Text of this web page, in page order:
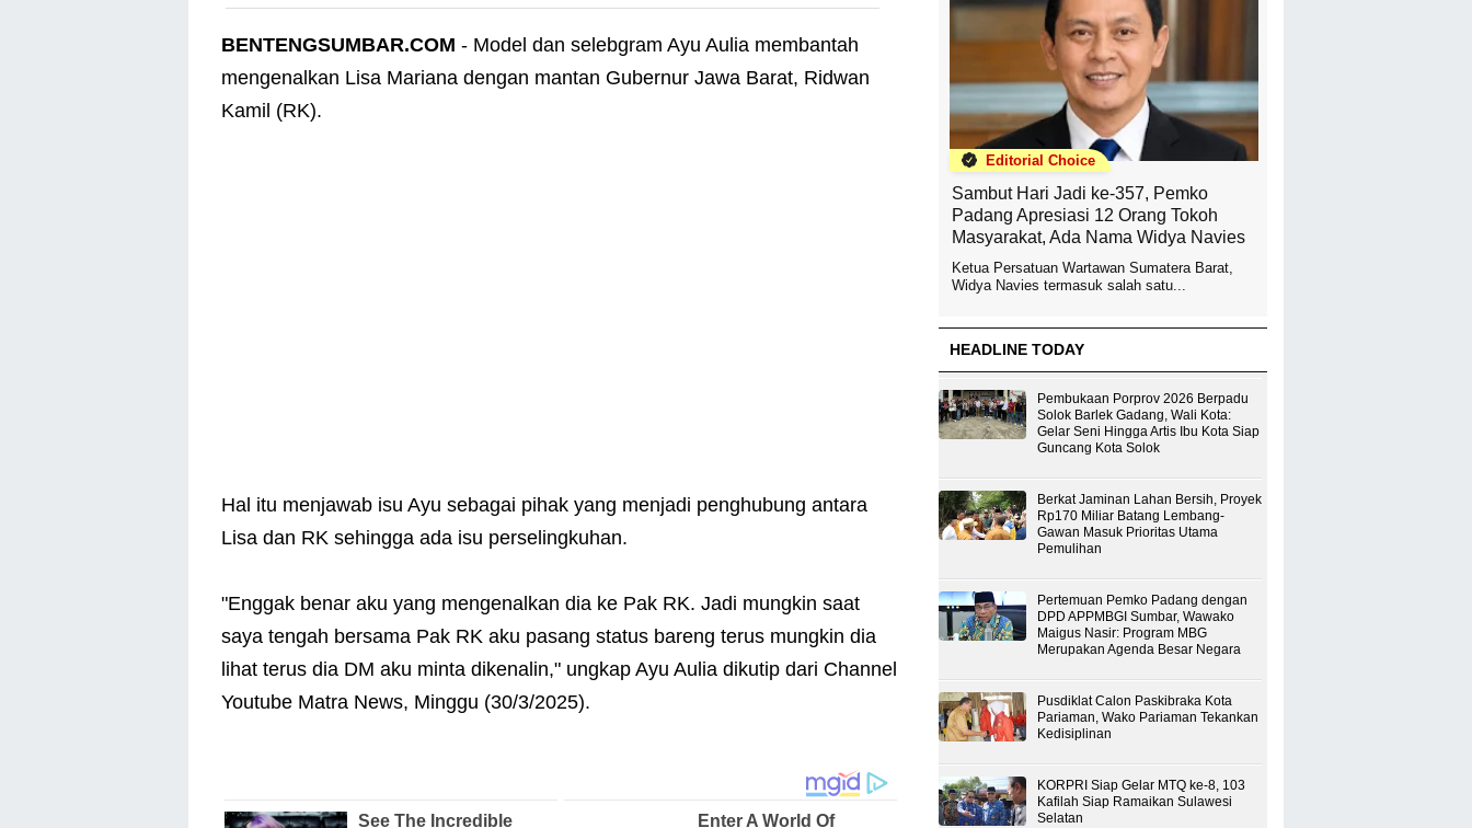
BENTENGSUMBAR.COM - Model dan selebgram Ayu Aulia membantah
mengenalkan Lisa Mariana dengan mantan Gubernur Jawa Barat, Ridwan
Kamil (RK).
Hal itu menjawab isu Ayu sebagai pihak yang menjadi penghubung antara
Lisa dan RK sehingga ada isu perselingkuhan.
"Enggak benar aku yang mengenalkan dia ke Pak RK. Jadi mungkin saat
saya tengah bersama Pak RK aku pasang status bareng terus mungkin dia
lihat terus dia DM aku minta dikenalin," ungkap Ayu Aulia dikutip dari Channel
Youtube Matra News, Minggu (30/3/2025).
Editorial Choice
Sambut Hari Jadi ke-357, Pemko
Padang Apresiasi 12 Orang Tokoh
Masyarakat, Ada Nama Widya Navies
Ketua Persatuan Wartawan Sumatera Barat,
Widya Navies termasuk salah satu...
HEADLINE TODAY
Pembukaan Porprov 2026 Berpadu
Solok Barlek Gadang, Wali Kota:
Gelar Seni Hingga Artis Ibu Kota Siap
Guncang Kota Solok
Berkat Jaminan Lahan Bersih, Proyek
Rp170 Miliar Batang Lembang-
Gawan Masuk Prioritas Utama
Pemulihan
Pertemuan Pemko Padang dengan
DPD APPMBGI Sumbar, Wawako
Maigus Nasir: Program MBG
Merupakan Agenda Besar Negara
Pusdiklat Calon Paskibraka Kota
Pariaman, Wako Pariaman Tekankan
Kedisiplinan
KORPRI Siap Gelar MTQ ke-8, 103
Kafilah Siap Ramaikan Sulawesi
Selatan